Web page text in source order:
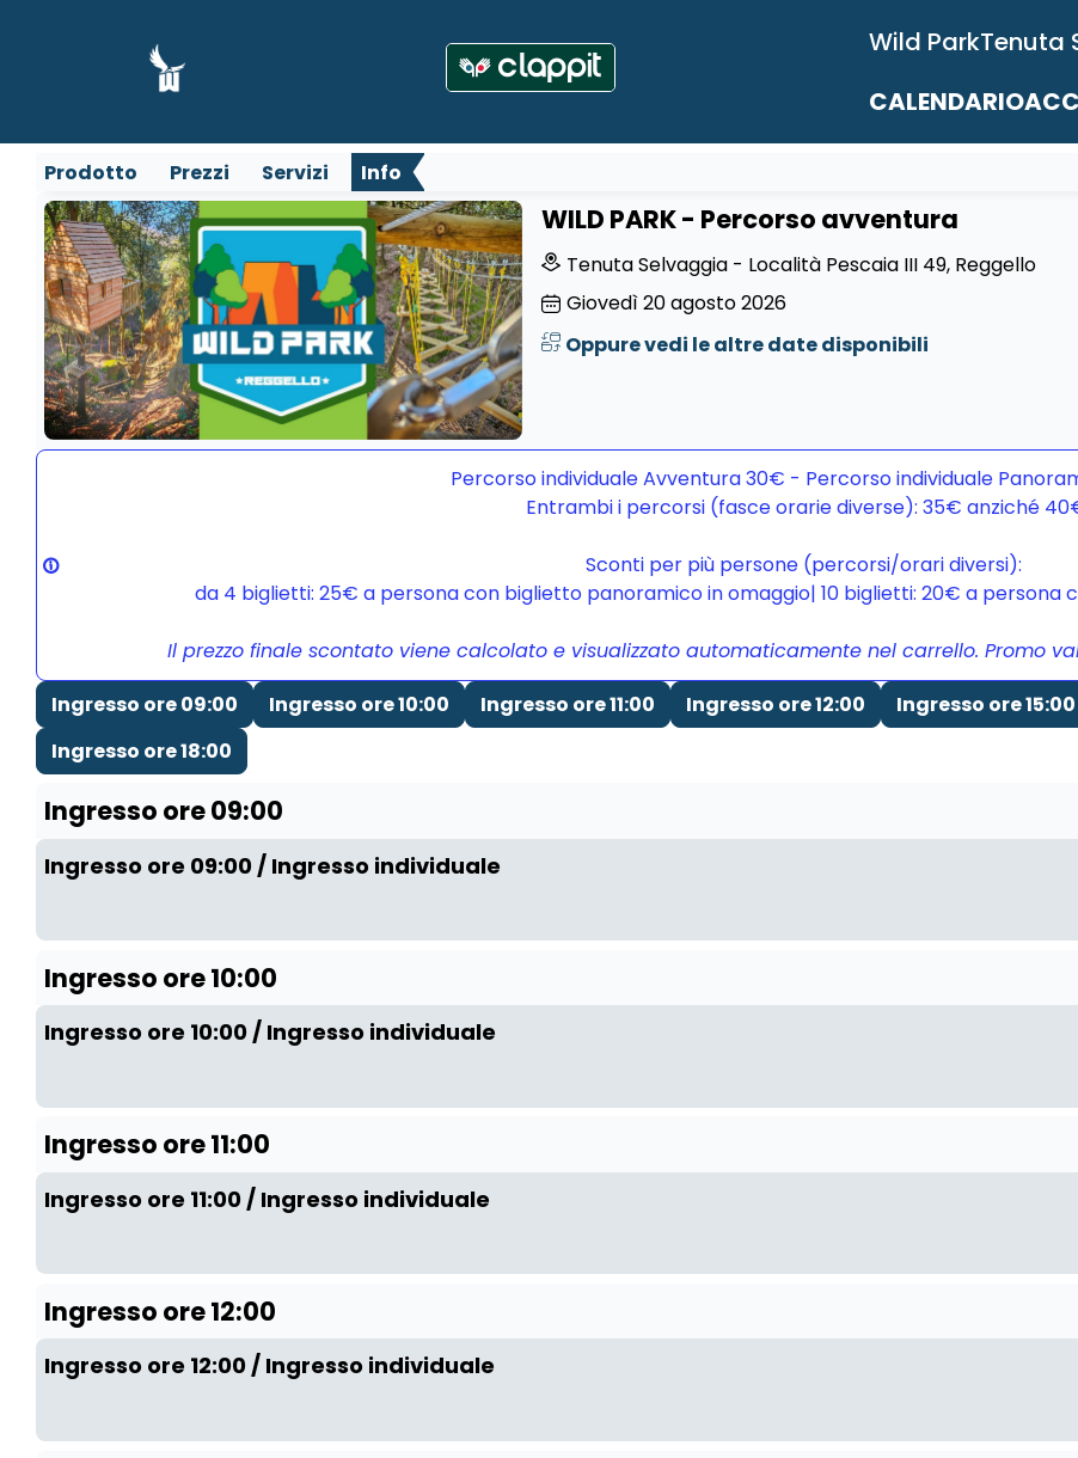
Wild ParkTenuta
CALENDARIO
Prodotto Prezzi Servizi Info
WILD PARK - Percorso avventura
Tenuta Selvaggia - Località Pescaia III 49, Reggello
Giovedì20agosto 2026
Oppure vedi le altre date disponibili
Percorso individuale Avventura 30€ - Percorso individuale
Entrambi i percorsi (fasce orarie diverse): 35€ anziché
Sconti per più persone (percorsi/orari diversi):
da 4 biglietti: 25€ a persona con biglietto panoramico in omaggio| 10 biglietti: 20€ a persona
Il prezzo finale scontato viene calcolato e visualizzato automaticamente nel carrello. Promo
Ingresso ore 09:00
Ingresso ore 10:00 Ingresso ore 11:00 Ingresso ore 12:00 Ingresso ore 15:00
Ingresso ore 18:00
Ingresso ore 09:00
Ingresso ore 09:00 / Ingresso individuale
Ingresso ore 10:00
Ingresso ore 10:00 / Ingresso individuale
Ingresso ore 11:00
Ingresso ore 11:00 / Ingresso individuale
Ingresso ore 12:00
Ingresso ore 12:00 / Ingresso individuale